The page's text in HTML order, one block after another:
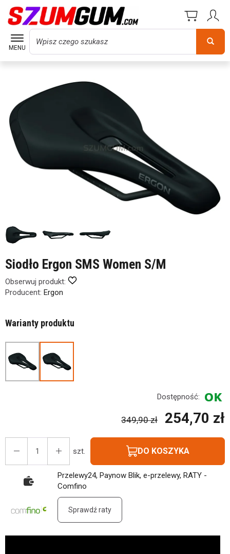
MENU
Wyszukaj
Siodło Ergon SMS Women S/M
Obserwuj produkt:
Producent: Ergon
Warianty produktu
Dostępność:
349,90 zł 254,70 zł
szt. DO KOSZYKA
Przelewy24, Paynow Blik, e-przelewy, RATY -
Comfino
Sprawdź raty